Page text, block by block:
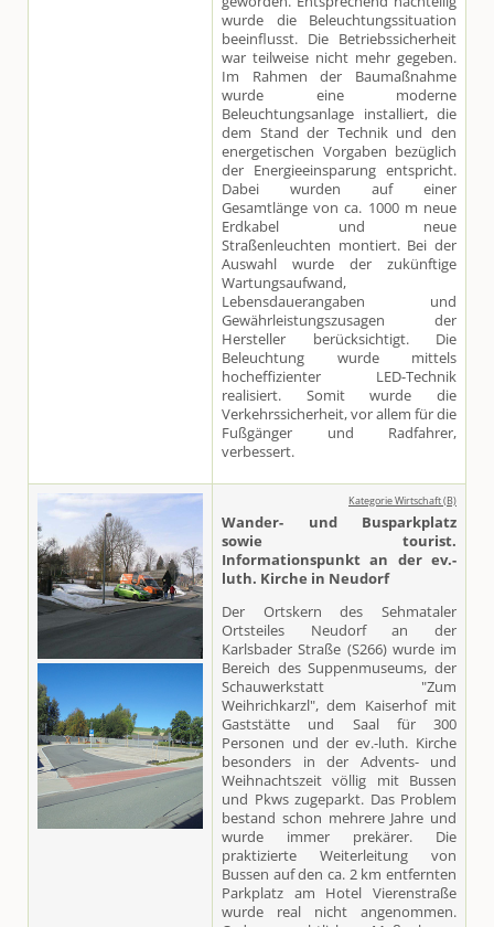
wurde die Beleuchtungssituation
beeinflusst. Die Betriebssicherheit
war teilweise nicht mehr gegeben.
Im Rahmen der Baumaßnahme
wurde eine moderne
Beleuchtungsanlage installiert, die
dem Stand der Technik und den
energetischen Vorgaben bezüglich
der Energieeinsparung entspricht.
Dabei wurden auf einer
Gesamtlänge von ca. 1000 m neue
Erdkabel und neue
Straßenleuchten montiert. Bei der
Auswahl wurde der zukünftige
Wartungsaufwand,
Lebensdauerangaben und
Gewährleistungszusagen der
Hersteller berücksichtigt. Die
Beleuchtung wurde mittels
hocheffizienter LED-Technik
realisiert. Somit wurde die
Verkehrssicherheit, vor allem für die
Fußgänger und Radfahrer,
verbessert.
Kategorie Wirtschaft (B)
Wander- und Busparkplatz
sowie tourist.
Informationspunkt an der ev.-
luth. Kirche in Neudorf
Der Ortskern des Sehmataler
Ortsteiles Neudorf an der
Karlsbader Straße (S266) wurde im
Bereich des Suppenmuseums, der
Schauwerkstatt "Zum
Weihrichkarzl", dem Kaiserhof mit
Gaststätte und Saal für 300
Personen und der ev.-luth. Kirche
besonders in der Advents- und
Weihnachtszeit völlig mit Bussen
und Pkws zugeparkt. Das Problem
bestand schon mehrere Jahre und
wurde immer prekärer. Die
praktizierte Weiterleitung von
Bussen auf den ca. 2 km entfernten
Parkplatz am Hotel Vierenstraße
wurde real nicht angenommen.